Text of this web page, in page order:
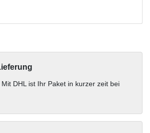
DHL ist Ihr Paket in kurzer zeit bei